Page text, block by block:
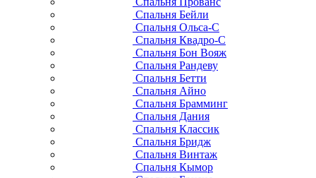
Спальня Бейли
Спальня Ольса-С
Спальня Квадро-С
Спальня Бон Вояж
Спальня Рандеву
Спальня Бетти
Спальня Айно
Спальня Брамминг
Спальня Дания
Спальня Классик
Спальня Бридж
Спальня Винтаж
Спальня Кымор